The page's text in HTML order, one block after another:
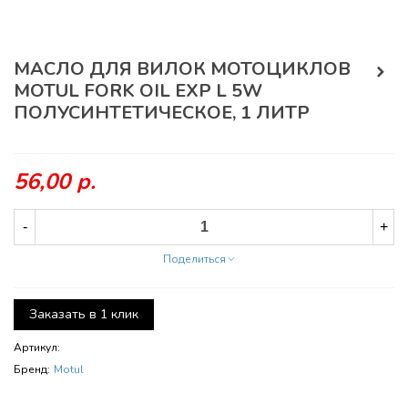
МАСЛО ДЛЯ ВИЛОК МОТОЦИКЛОВ
MOTUL FORK OIL EXP L 5W
ПОЛУСИНТЕТИЧЕСКОЕ, 1 ЛИТР
56,00 р.
- +
Поделиться
Заказать в 1 клик
Артикул:
Бренд: Motul